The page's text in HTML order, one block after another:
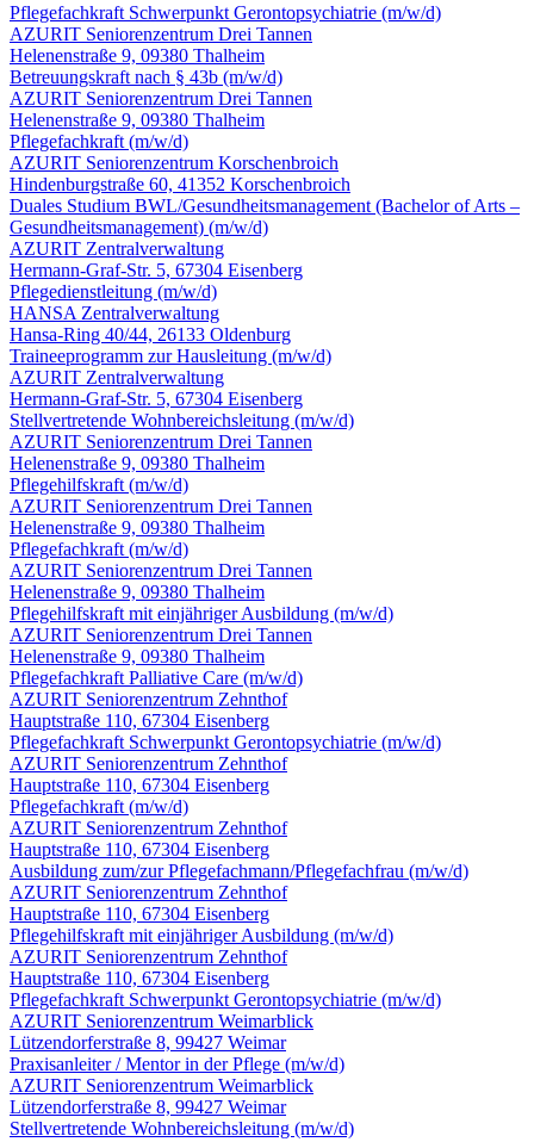
Pflegefachkraft Schwerpunkt Gerontopsychiatrie (m/w/d)
AZURIT Seniorenzentrum Drei Tannen
Helenenstraße 9, 09380 Thalheim
Betreuungskraft nach § 43b (m/w/d)
AZURIT Seniorenzentrum Drei Tannen
Helenenstraße 9, 09380 Thalheim
Pflegefachkraft (m/w/d)
AZURIT Seniorenzentrum Korschenbroich
Hindenburgstraße 60, 41352 Korschenbroich
Duales Studium BWL/Gesundheitsmanagement (Bachelor of Arts –
Gesundheitsmanagement) (m/w/d)
AZURIT Zentralverwaltung
Hermann-Graf-Str. 5, 67304 Eisenberg
Pflegedienstleitung (m/w/d)
HANSA Zentralverwaltung
Hansa-Ring 40/44, 26133 Oldenburg
Traineeprogramm zur Hausleitung (m/w/d)
AZURIT Zentralverwaltung
Hermann-Graf-Str. 5, 67304 Eisenberg
Stellvertretende Wohnbereichsleitung (m/w/d)
AZURIT Seniorenzentrum Drei Tannen
Helenenstraße 9, 09380 Thalheim
Pflegehilfskraft (m/w/d)
AZURIT Seniorenzentrum Drei Tannen
Helenenstraße 9, 09380 Thalheim
Pflegefachkraft (m/w/d)
AZURIT Seniorenzentrum Drei Tannen
Helenenstraße 9, 09380 Thalheim
Pflegehilfskraft mit einjähriger Ausbildung (m/w/d)
AZURIT Seniorenzentrum Drei Tannen
Helenenstraße 9, 09380 Thalheim
Pflegefachkraft Palliative Care (m/w/d)
AZURIT Seniorenzentrum Zehnthof
Hauptstraße 110, 67304 Eisenberg
Pflegefachkraft Schwerpunkt Gerontopsychiatrie (m/w/d)
AZURIT Seniorenzentrum Zehnthof
Hauptstraße 110, 67304 Eisenberg
Pflegefachkraft (m/w/d)
AZURIT Seniorenzentrum Zehnthof
Hauptstraße 110, 67304 Eisenberg
Ausbildung zum/zur Pflegefachmann/Pflegefachfrau (m/w/d)
AZURIT Seniorenzentrum Zehnthof
Hauptstraße 110, 67304 Eisenberg
Pflegehilfskraft mit einjähriger Ausbildung (m/w/d)
AZURIT Seniorenzentrum Zehnthof
Hauptstraße 110, 67304 Eisenberg
Pflegefachkraft Schwerpunkt Gerontopsychiatrie (m/w/d)
AZURIT Seniorenzentrum Weimarblick
Lützendorferstraße 8, 99427 Weimar
Praxisanleiter / Mentor in der Pflege (m/w/d)
AZURIT Seniorenzentrum Weimarblick
Lützendorferstraße 8, 99427 Weimar
Stellvertretende Wohnbereichsleitung (m/w/d)